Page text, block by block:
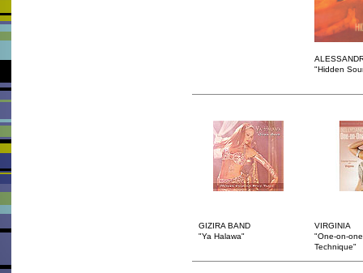
"Hidden
GIZIRA BAND
"Ya Halawa"
VIRGINIA
"One-on-
Technique"